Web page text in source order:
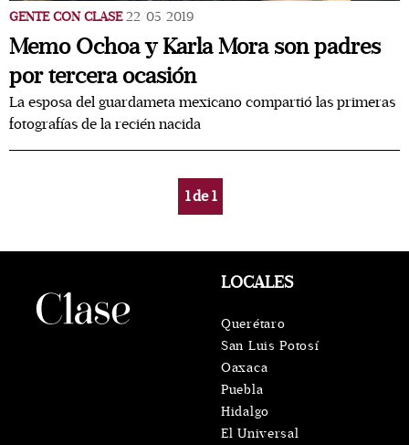
GENTE CON CLASE 22/05/2019
Memo Ochoa y Karla Mora son padres
por tercera ocasión
La esposa del guardameta mexicano compartió las primeras
fotografías de la recién nacida
1de1
LOCALES
Querétaro
San Luis Potosí
Oaxaca
Puebla
Hidalgo
El Universal